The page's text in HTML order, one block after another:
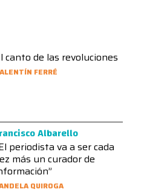
canto de las revoluciones
FERRÉ
Albarello
periodista va a ser cada
más un curador de
QUIROGA